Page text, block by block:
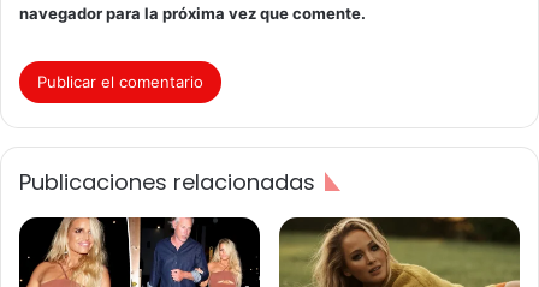
navegador para la próxima vez que comente.
Publicaciones relacionadas